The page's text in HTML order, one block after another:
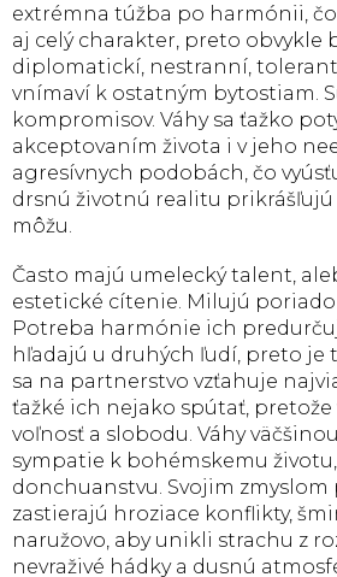
extrémna túžba po harmónii,
aj celý charakter, preto obvykle
diplomatickí, nestranní,
vnímaví k ostatným bytostiam.
kompromisov. Váhy sa ťažko
akceptovaním života i v jeho
agresívnych podobách, čo
drsnú životnú realitu prikrášľujú
môžu.
Často majú umelecký talent,
estetické cítenie. Milujú
Potreba harmónie ich
hľadajú u druhých ľudí, preto je
sa na partnerstvo vzťahuje
ťažké ich nejako spútať,
voľnosť a slobodu. Váhy
sympatie k bohémskemu
donchuanstvu. Svojim zmyslom
zastierajú hroziace konflikty,
naružovo, aby unikli strachu z
nevraživé hádky a dusnú